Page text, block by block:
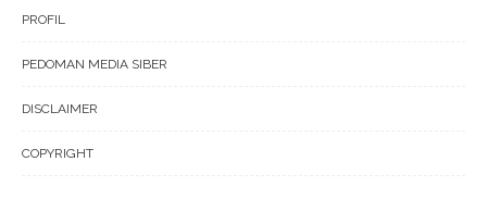
PROFIL
PEDOMAN MEDIA SIBER
DISCLAIMER
COPYRIGHT